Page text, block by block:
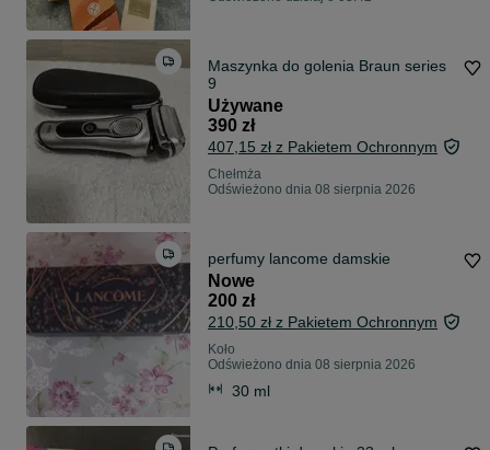
Maszynka do golenia Braun series
9
Używane
390 zł
407,15 zł z Pakietem Ochronnym
Chełmża
Odświeżono dnia 08 sierpnia 2026
perfumy lancome damskie
Nowe
200 zł
210,50 zł z Pakietem Ochronnym
Koło
Odświeżono dnia 08 sierpnia 2026
30 ml